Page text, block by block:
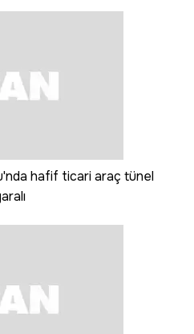
hafif ticari araç tünel